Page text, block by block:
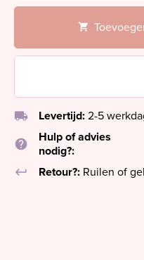
local_shipping Levertijd: 2-5
help
Hulp of advies
nodig?:
keyboard_return
Retour?: Ruilen of